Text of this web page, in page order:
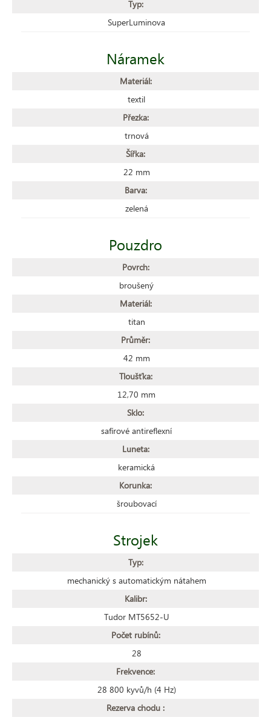
Typ:
SuperLuminova
Náramek
Materiál:
textil
Přezka:
trnová
Šířka:
22 mm
Barva:
zelená
Pouzdro
Povrch:
broušený
Materiál:
titan
Průměr:
42 mm
Tloušťka:
12,70 mm
Sklo:
safírové antireflexní
Luneta:
keramická
Korunka:
šroubovací
Strojek
Typ:
mechanický s automatickým nátahem
Kalibr:
Tudor MT5652-U
Počet rubínů:
28
Frekvence:
28 800 kyvů/h (4 Hz)
Rezerva chodu :